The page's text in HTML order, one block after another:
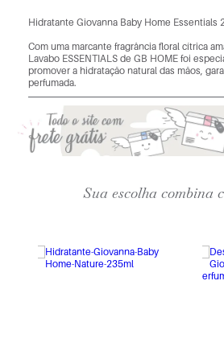
Hidratante Giovanna Baby Home Essentials
Com uma marcante fragrância floral cítrica
Lavabo ESSENTIALS de GB HOME foi
promover a hidratação natural das mãos,
perfumada.
Sua escolha combina